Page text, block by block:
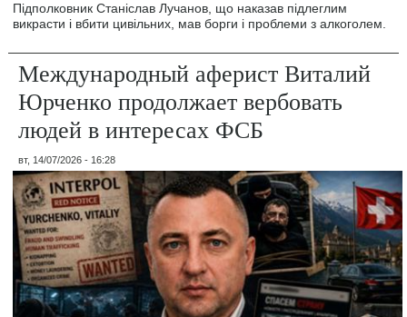
Підполковник Станіслав Лучанов, що наказав підлеглим
викрасти і вбити цивільних, мав борги і проблеми з алкоголем.
Международный аферист Виталий
Юрченко продолжает вербовать
людей в интересах ФСБ
вт, 14/07/2026 - 16:28